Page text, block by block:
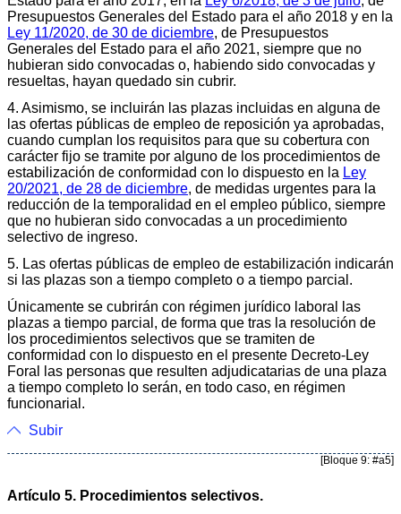
Presupuestos Generales del Estado para el año 2018 y en la
Ley 11/2020, de 30 de diciembre, de Presupuestos
Generales del Estado para el año 2021, siempre que no
hubieran sido convocadas o, habiendo sido convocadas y
resueltas, hayan quedado sin cubrir.
4. Asimismo, se incluirán las plazas incluidas en alguna de
las ofertas públicas de empleo de reposición ya aprobadas,
cuando cumplan los requisitos para que su cobertura con
carácter fijo se tramite por alguno de los procedimientos de
estabilización de conformidad con lo dispuesto en la Ley
20/2021, de 28 de diciembre, de medidas urgentes para la
reducción de la temporalidad en el empleo público, siempre
que no hubieran sido convocadas a un procedimiento
selectivo de ingreso.
5. Las ofertas públicas de empleo de estabilización indicarán
si las plazas son a tiempo completo o a tiempo parcial.
Únicamente se cubrirán con régimen jurídico laboral las
plazas a tiempo parcial, de forma que tras la resolución de
los procedimientos selectivos que se tramiten de
conformidad con lo dispuesto en el presente Decreto-Ley
Foral las personas que resulten adjudicatarias de una plaza
a tiempo completo lo serán, en todo caso, en régimen
funcionarial.
Subir
[Bloque 9: #a5]
Artículo 5. Procedimientos selectivos.